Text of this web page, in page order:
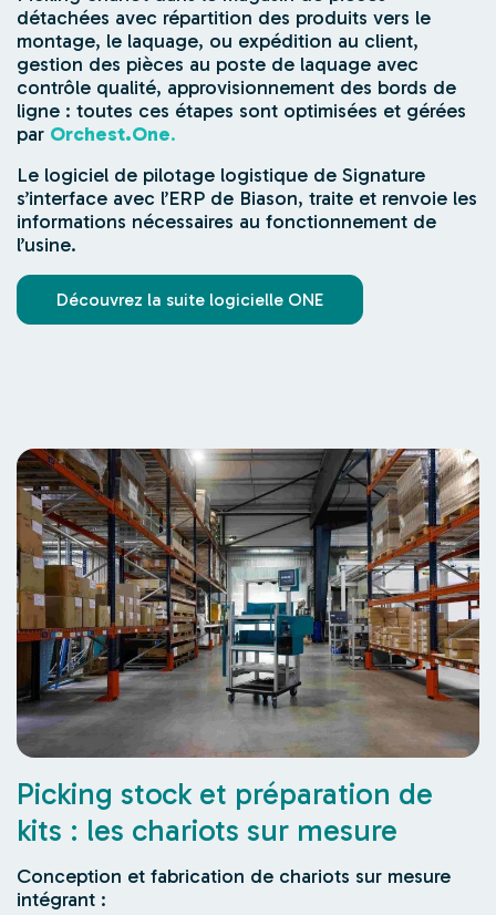
détachées avec répartition des produits vers le
montage, le laquage, ou expédition au client,
gestion des pièces au poste de laquage avec
contrôle qualité, approvisionnement des bords de
ligne : toutes ces étapes sont optimisées et gérées
par Orchest.One.
Le logiciel de pilotage logistique de Signature
s’interface avec l’ERP de Biason, traite et renvoie les
informations nécessaires au fonctionnement de
l’usine.
Découvrez la suite logicielle ONE
Picking stock et préparation de
kits : les chariots sur mesure
Conception et fabrication de chariots sur mesure
intégrant :